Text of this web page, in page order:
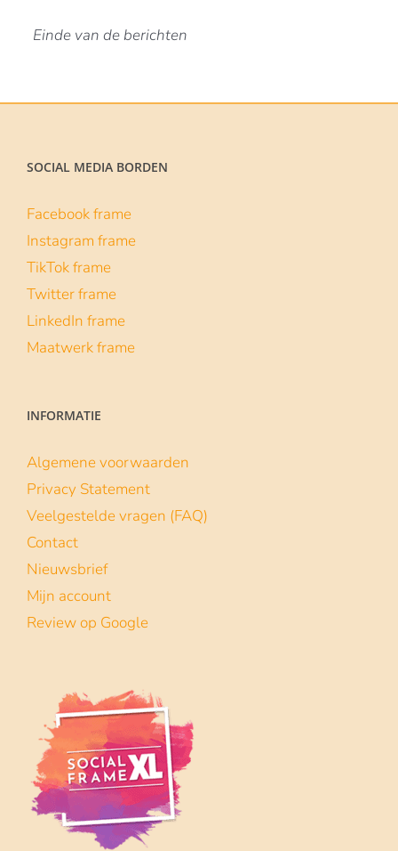
#skillsvoordeklas
De campagne Skills voor de klas laat
middelbare scholieren (van 3 havo tot vwo
6) op
Lees meer